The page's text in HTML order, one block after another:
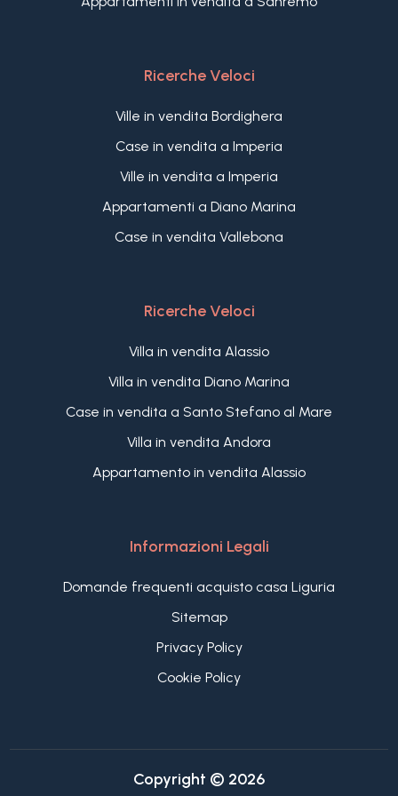
mare. La Villa ospitò poeti, romanzieri, scrittori,
D'Annunzio, il vate di quell'epoca, amico personale
gerarchi fascisti soggiornarono nella proprietà,
Villa Brunati si presenta come una delle proprietà
più esclusive in vendita in Liguria, con un enorme
potenziale per creare una dimora di lusso unica
nel suo genere.
Ricerche Veloci
Ville in vendita Bordighera
Case in vendita a Imperia
Ville in vendita a Imperia
Appartamenti a Diano Marina
Case in vendita Vallebona
Ricerche Veloci
Villa in vendita Alassio
Villa in vendita Diano Marina
Case in vendita a Santo Stefano al Mare
Villa in vendita Andora
Appartamento in vendita Alassio
Informazioni Legali
Domande frequenti acquisto casa Liguria
Sitemap
Privacy Policy
Cookie Policy
Copyright © 2026